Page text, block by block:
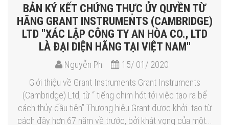
BẢN KÝ KẾT CHỨNG THỰC ỦY QUYỀN TỪ
HÃNG GRANT INSTRUMENTS (CAMBRIDGE)
LTD "XÁC LẬP CÔNG TY AN HÒA CO., LTD
LÀ ĐẠI DIỆN HÃNG TẠI VIỆT NAM"
Nguyễn Phi
15/ 01/ 2020
Giới thiệu về Grant Instruments Grant Instruments
(Cambridge) Ltd, từ “ tiếng chim hót tới việc tạo ra bể
cách thủy đầu tiên” Thương hiệu Grant được khởi tạo từ
cách đây hơn 67 năm về trước, bởi khát vọng của một...